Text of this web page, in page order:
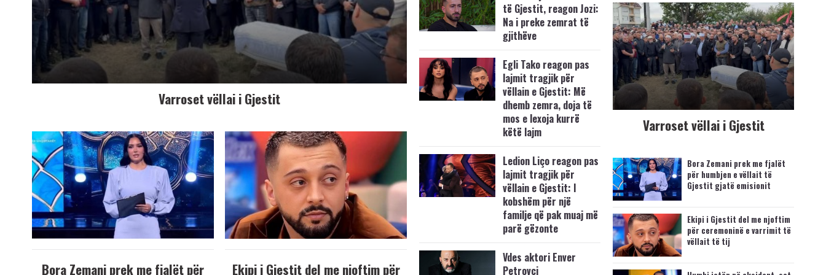
Varroset vëllai i Gjestit
Bora Zemani prek me fjalët për Ekipi i Gjestit del me njoftim për
të Gjestit, reagon Jozi:
Na i preke zemrat të
gjithëve
Egli Tako reagon pas
lajmit tragjik për
vëllain e Gjestit: Më
dhemb zemra, doja të
mos e lexoja kurrë
këtë lajm
Ledion Liço reagon pas
lajmit tragjik për
vëllain e Gjestit: I
kobshëm për një
familje që pak muaj më
parë gëzonte
Vdes aktori Enver
Petrovci
Varroset vëllai i Gjestit
Bora Zemani prek me fjalët
për humbjen e vëllait të
Gjestit gjatë emisionit
Ekipi i Gjestit del me njoftim
për ceremoninë e varrimit të
vëllait të tij